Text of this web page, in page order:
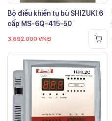
Bộ điều khiển tụ bù SHIZUKI 6
cấp MS-6Q-415-50
3.692.000 VNĐ